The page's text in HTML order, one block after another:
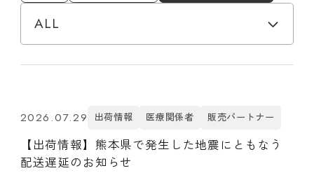
お知らせカテゴリーで絞り込み
2026.07.29 出荷情報 医療関係者 販売パートナー
【出荷情報】熊本県で発生した地震にともなう
配送遅延のお知らせ